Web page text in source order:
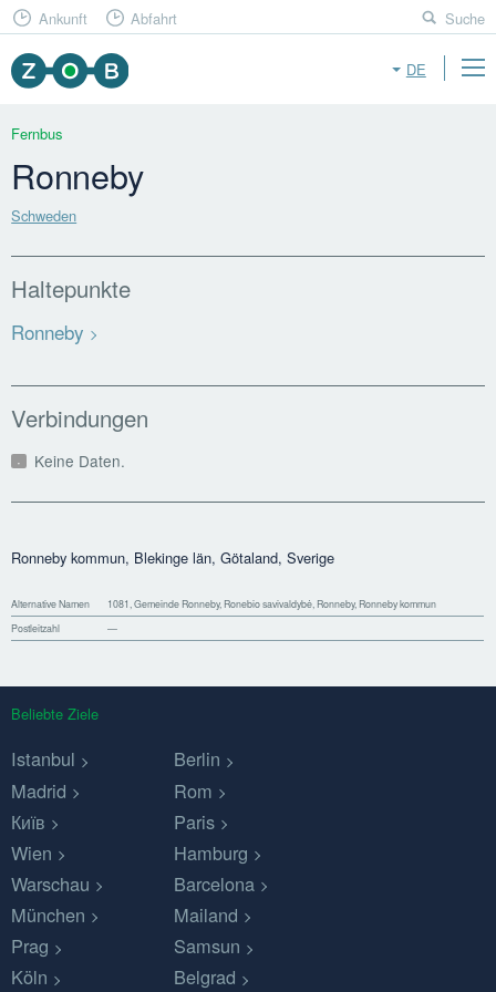
DE
Ankunft Abfahrt Suche
Fernbus
Ronneby
Schweden
Haltepunkte
Ronneby
Verbindungen
Keine Daten.
Ronneby kommun, Blekinge län, Götaland, Sverige
Alternative Namen
1081, Gemeinde Ronneby, Ronebio savivaldybė, Ronneby, Ronneby kommun
Postleitzahl
—
Beliebte Ziele
Istanbul
Berlin
Madrid
Rom
Київ
Paris
Wien
Hamburg
Warschau
Barcelona
München
Mailand
Prag
Samsun
Köln
Belgrad